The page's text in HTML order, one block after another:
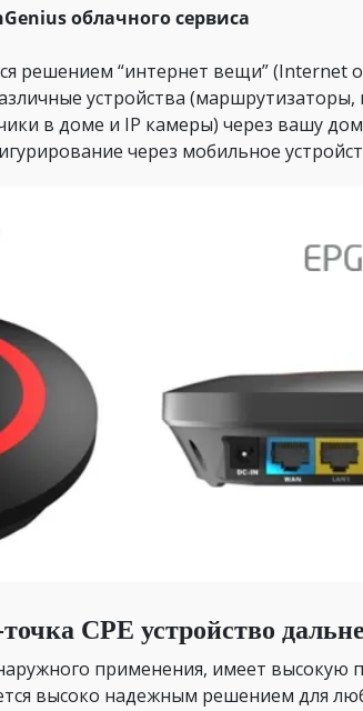
облачного сервиса
решением “интернет вещи” (Internet
устройства
в доме и IP камеры) через вашу
через мобильное
CPE устройство
применения, имеет высокую
высоко надежным решением для